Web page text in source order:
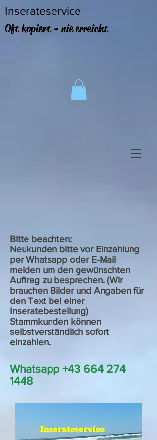
Inserateservice
Oft kopiert - nie erreicht
Bitte beachten:
Neukunden bitte vor Einzahlung
per Whatsapp oder E-Mail
melden um den gewünschten
Auftrag zu besprechen. (Wir
brauchen Bilder und Angaben für
den Text bei einer
Inseratebestellung)
Stammkunden können
selbstverständlich sofort
einzahlen.
Whatsapp +43 664 274
1448